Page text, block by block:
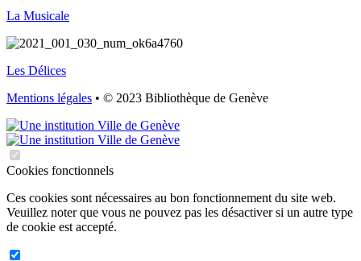
La Musicale
Les Délices
Mentions légales • © 2023 Bibliothèque de Genève
Cookies fonctionnels
Ces cookies sont nécessaires au bon fonctionnement du site web.
Veuillez noter que vous ne pouvez pas les désactiver si un autre type
de cookie est accepté.